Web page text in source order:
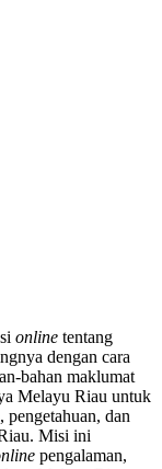
online tentang
dengan cara
bahan maklumat
Melayu Riau untuk
pengetahuan, dan
Misi ini
pengalaman,